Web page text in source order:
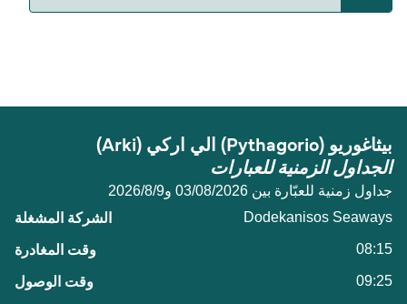
الأليفة على العبّارة مع:
بيثاغوريو (Pythagorio) الي اركي (Arki)
الجداول الزمنية للعبارات
جداول زمنية للعبّارة بين 03/08/2026 و9‏/8‏/2026
Dodekanisos Seaways
08:15
09:25